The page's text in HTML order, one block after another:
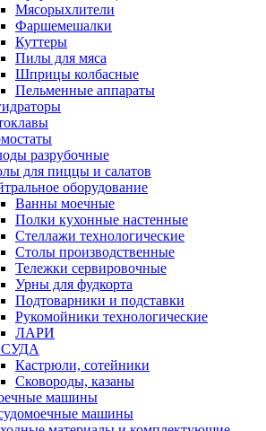
Мясорыхлители
Фаршемешалки
Куттеры
Пилы для мяса
Шприцы колбасные
Пельменные аппараты
разрубочные
для пиццы и салатов
оборудование
Ванны моечные
Полки кухонные настенные
Стеллажи технологические
Столы производственные
Тележки сервировочные
Урны для фудкорта
Подтоварники и подставки
Рукомойники технологические
ЛАРИ
Кастрюли, сотейники
Сковороды, казаны
машины
машины